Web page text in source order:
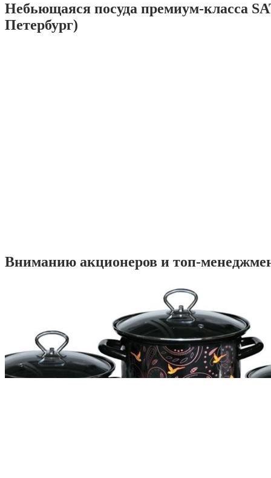
Небьющаяся посуда премиум-класса
Петербург)
Вниманию акционеров и топ-